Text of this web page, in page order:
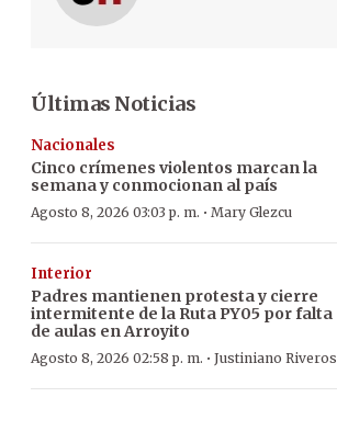
Últimas Noticias
Nacionales
Cinco crímenes violentos marcan la
semana y conmocionan al país
Agosto 8, 2026 03:03 p. m. · Mary Glezcu
Interior
Padres mantienen protesta y cierre
intermitente de la Ruta PY05 por falta
de aulas en Arroyito
Agosto 8, 2026 02:58 p. m. · Justiniano Riveros